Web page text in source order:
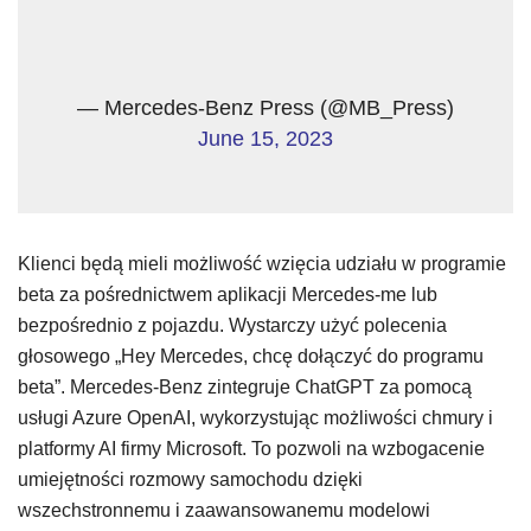
— Mercedes-Benz Press (@MB_Press)
June 15, 2023
Klienci będą mieli możliwość wzięcia udziału w programie
beta za pośrednictwem aplikacji Mercedes-me lub
bezpośrednio z pojazdu. Wystarczy użyć polecenia
głosowego „Hey Mercedes, chcę dołączyć do programu
beta”. Mercedes-Benz zintegruje ChatGPT za pomocą
usługi Azure OpenAI, wykorzystując możliwości chmury i
platformy AI firmy Microsoft. To pozwoli na wzbogacenie
umiejętności rozmowy samochodu dzięki
wszechstronnemu i zaawansowanemu modelowi